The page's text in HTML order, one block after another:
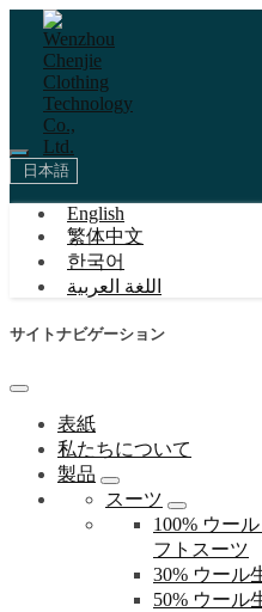
日本語
English
繁体中文
한국어
اللغة العربية
サイトナビゲーション
表紙
私たちについて
製品
スーツ
100% ウー
フトスーツ
30% ウール
50% ウール